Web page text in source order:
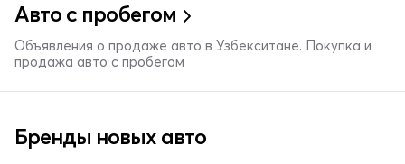
Авто с пробегом
Объявления о продаже авто в Узбекситане. Покупка и
продажа авто с пробегом
Бренды новых авто